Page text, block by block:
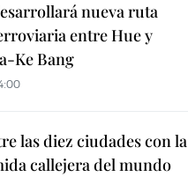
nueva ruta
entre Hue y
Ke Bang
las diez ciudades con la
callejera del mundo